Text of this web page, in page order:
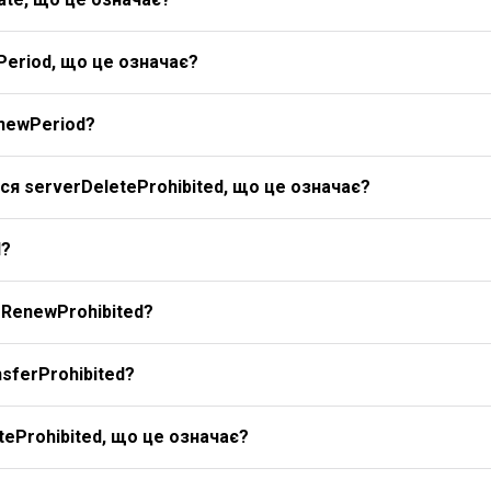
що це означає?
serverDeleteProhibited, що це означає?
що це означає?